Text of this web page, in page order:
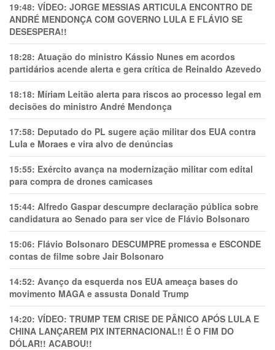
19:48: VÍDEO: JORGE MESSIAS ARTICULA ENCONTRO DE
ANDRÉ MENDONÇA COM GOVERNO LULA E FLÁVIO SE
DESESPERA!!
18:28: Atuação do ministro Kássio Nunes em acordos
partidários acende alerta e gera crítica de Reinaldo Azevedo
18:18: Míriam Leitão alerta para riscos ao processo legal em
decisões do ministro André Mendonça
17:58: Deputado do PL sugere ação militar dos EUA contra
Lula e Moraes e vira alvo de denúncias
15:55: Exército avança na modernização militar com edital
para compra de drones camicases
15:44: Alfredo Gaspar descumpre declaração pública sobre
candidatura ao Senado para ser vice de Flávio Bolsonaro
15:06: Flávio Bolsonaro DESCUMPRE promessa e ESCONDE
contas de filme sobre Jair Bolsonaro
14:52: Avanço da esquerda nos EUA ameaça bases do
movimento MAGA e assusta Donald Trump
14:20: VÍDEO: TRUMP TEM CRlSE DE PÂNlCO APÓS LULA E
CHINA LANÇAREM PIX INTERNACIONAL!! É O FIM DO
DÓLAR!! ACABOU!!